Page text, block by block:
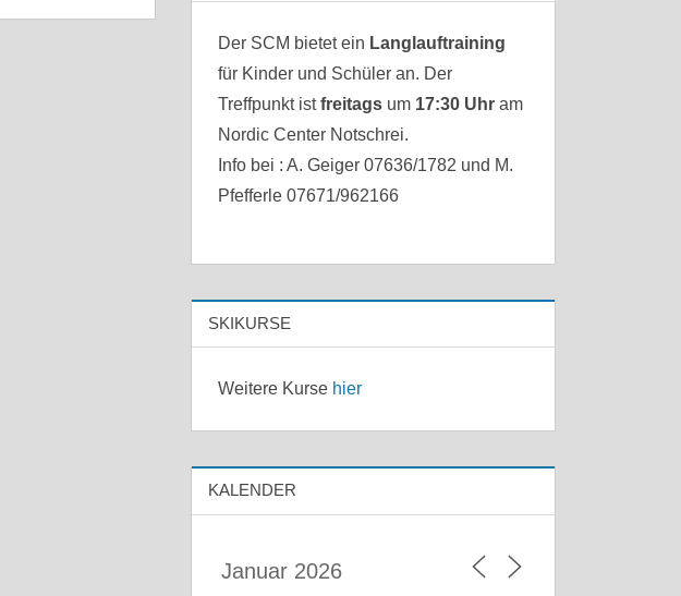
Der SCM bietet ein Langlauftraining
für Kinder und Schüler an. Der
Treffpunkt istfreitags um 17:30 Uhr am
Nordic Center Notschrei.
Info bei : A. Geiger 07636/1782 und M.
Pfefferle 07671/962166
SKIKURSE
Weitere Kurse hier
KALENDER